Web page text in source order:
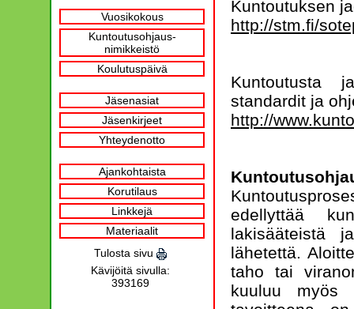
Vuosikokous
Kuntoutusohjaus-
nimikkeistö
Koulutuspäivä
Jäsenasiat
Jäsenkirjeet
Yhteydenotto
Ajankohtaista
Korutilaus
Linkkejä
Materiaalit
Tulosta sivu
Kävijöitä sivulla:
393169
Kuntoutuksen
http://stm.fi/
Kuntoutusta
standardit ja
http://
edellyttää
lakisääteistä
lähetettä.
taho tai
kuuluu myös